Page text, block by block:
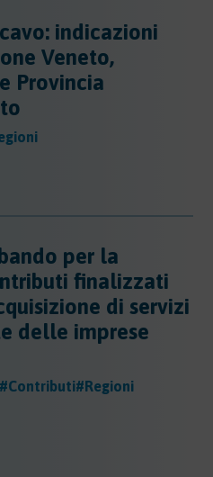
Giulia
Adige
Sollevamento
mutageno
Correlato
incendi
ottiche
indicazioni
Veneto,
Provincia
per la
finalizzati
di servizi
delle imprese
#Contributi#Regioni